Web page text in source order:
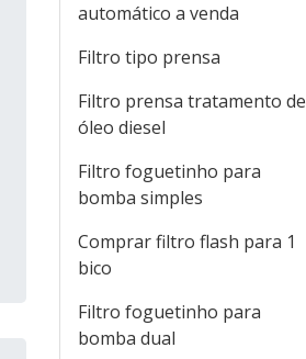
automático a venda
Filtro tipo prensa
Filtro prensa tratamento de
óleo diesel
Filtro foguetinho para
bomba simples
Comprar filtro flash para 1
bico
Filtro foguetinho para
bomba dual